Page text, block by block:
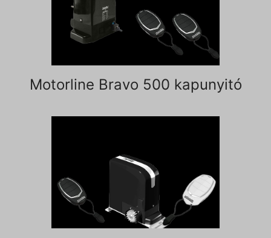
Motorline Bravo 500 kapunyitó